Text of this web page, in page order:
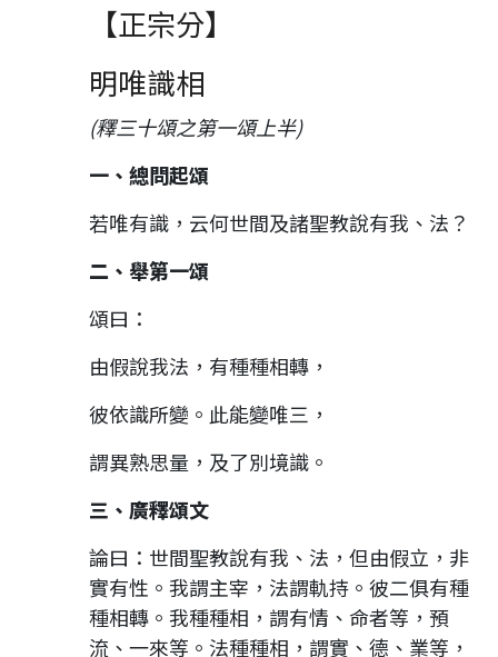
【正宗分】
明唯識相
(釋三十頌之第一頌上半)
一、總問起頌
若唯有識，云何世間及諸聖教說有我、法？
二、舉第一頌
頌曰：
由假說我法，有種種相轉，
彼依識所變。此能變唯三，
謂異熟思量，及了別境識。
三、廣釋頌文
論曰：世間聖教說有我、法，但由假立，非
實有性。我謂主宰，法謂軌持。彼二俱有種
種相轉。我種種相，謂有情、命者等，預
流、一來等。法種種相，謂實、德、業等，